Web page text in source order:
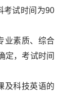
考试时间为90
业素质、综合
定，考试时间
及科技英语的